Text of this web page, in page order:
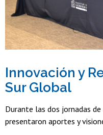
Innovación y
Sur Global
Durante las dos jornadas
presentaron aportes y